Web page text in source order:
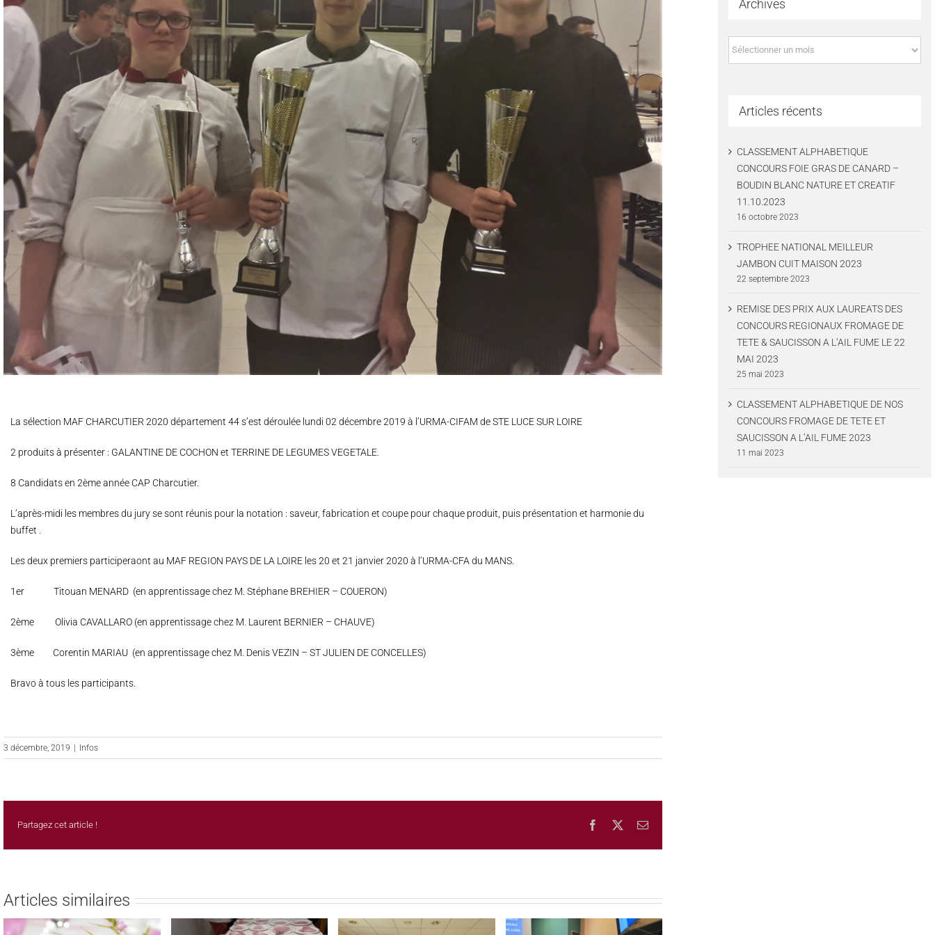
La sélection MAF CHARCUTIER 2020 département 44 s’est déroulée lundi 02 décembre 2019 à l’URMA-CIFAM de STE LUCE SUR LOIRE
2 produits à présenter : GALANTINE DE COCHON et TERRINE DE LEGUMES VEGETALE.
8 Candidats en 2ème année CAP Charcutier.
L’après-midi les membres du jury se sont réunis pour la notation : saveur, fabrication et coupe pour chaque produit, puis présentation et harmonie du
buffet .
Les deux premiers participeraont au MAF REGION PAYS DE LA LOIRE les 20 et 21 janvier 2020 à l’URMA-CFA du MANS.
1er Titouan MENARD (en apprentissage chez M. Stéphane BREHIER – COUERON)
2ème Olivia CAVALLARO (en apprentissage chez M. Laurent BERNIER – CHAUVE)
3ème Corentin MARIAU (en apprentissage chez M. Denis VEZIN – ST JULIEN DE CONCELLES)
Bravo à tous les participants.
3 décembre, 2019 | Infos
Partagez cet article ! Facebook Email
Articles similaires
Archives
Archives
Articles récents
CLASSEMENT ALPHABETIQUE
CONCOURS FOIE GRAS DE CANARD –
BOUDIN BLANC NATURE ET CREATIF
11.10.2023
16 octobre 2023
TROPHEE NATIONAL MEILLEUR
JAMBON CUIT MAISON 2023
22 septembre 2023
REMISE DES PRIX AUX LAUREATS DES
CONCOURS REGIONAUX FROMAGE DE
TETE & SAUCISSON A L’AIL FUME LE 22
MAI 2023
25 mai 2023
CLASSEMENT ALPHABETIQUE DE NOS
CONCOURS FROMAGE DE TETE ET
SAUCISSON A L’AIL FUME 2023
11 mai 2023